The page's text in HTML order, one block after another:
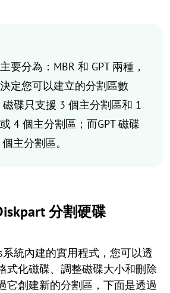
要分為：MBR 和 GPT 兩種，
定您可以建立的分割區數
磁碟只支援 3 個主分割區和 1
4 個主分割區；而GPT 磁碟
主分割區。
分割硬碟
統內建的實用程式，您可以透
式化磁碟、調整磁碟大小和刪除
它創建新的分割區，下面是透過